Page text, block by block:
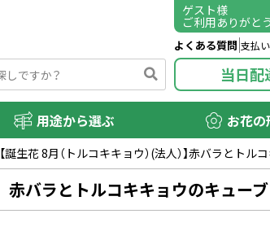
ゲスト様
ご利用ありがと
よくある質問 支払
当日配
用途から選ぶ お花
【誕生花 8月（トルコキキョウ）(法人）】赤バラとト
赤バラとトルコキキョウのキュー